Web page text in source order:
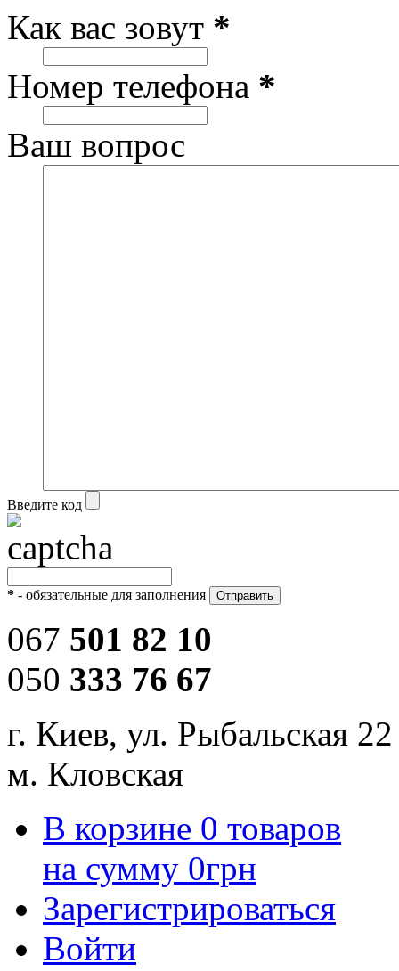
Как вас зовут *
Номер телефона *
Ваш вопрос
Введите код
* - обязательные для заполнения
067 501 82 10
050 333 76 67
г. Киев, ул. Рыбальская 22
м. Кловская
В корзине 0 товаров
на сумму 0грн
Зарегистрироваться
Войти